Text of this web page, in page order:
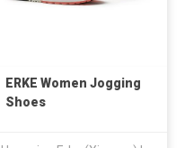
ERKE Women Jogging
Shoes